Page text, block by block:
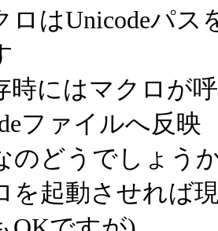
ロはUnicodeパ
時にはマクロが
ファイルへ反映
のどうでしょう
を起動させれば